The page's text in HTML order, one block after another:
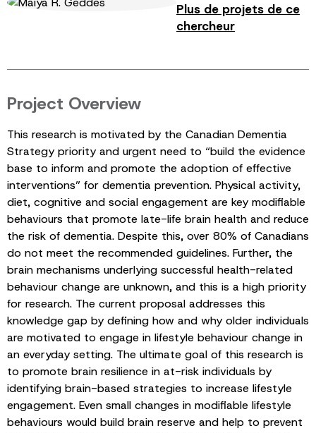
Plus de projets de ce
chercheur
Project Overview
This research is motivated by the Canadian Dementia
Strategy priority and urgent need to “build the evidence
base to inform and promote the adoption of effective
interventions” for dementia prevention. Physical activity,
diet, cognitive and social engagement are key modifiable
behaviours that promote late-life brain health and reduce
the risk of dementia. Despite this, over 80% of Canadians
do not meet the recommended guidelines. Further, the
brain mechanisms underlying successful health-related
behaviour change are unknown, and this is a high priority
for research. The current proposal addresses this
knowledge gap by defining how and why older individuals
are motivated to engage in lifestyle behaviour change in
an everyday setting. The ultimate goal of this research is
to promote brain resilience in at-risk individuals by
identifying brain-based strategies to increase lifestyle
engagement. Even small changes in modifiable lifestyle
behaviours would build brain reserve and help to prevent